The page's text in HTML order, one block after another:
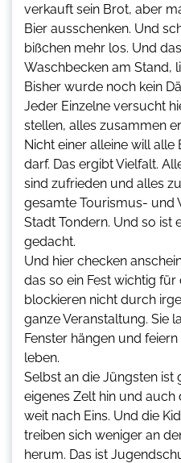
verkauft sein Brot, aber
Bier ausschenken. Und
bißchen mehr los. Und
Waschbecken am Stand,
Bisher wurde noch kein
Jeder Einzelne versucht
stellen, alles zusammen
Nicht einer alleine will
darf. Das ergibt Vielfalt.
sind zufrieden und alles
gesamte Tourismus- und
Stadt Tondern. Und so ist
gedacht.
Und hier checken
das so ein Fest wichtig für
blockieren nicht durch
ganze Veranstaltung. Sie
Fenster hängen und
leben.
Selbst an die Jüngsten ist
eigenes Zelt hin und
weit nach Eins. Und die
treiben sich weniger an
herum. Das ist